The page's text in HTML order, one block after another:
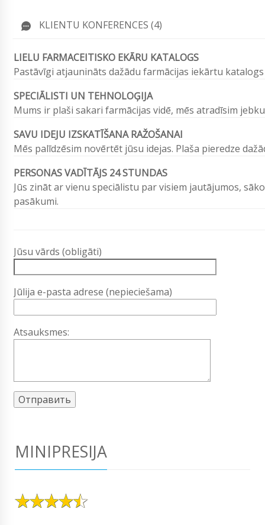
KLIENTU KONFERENCES (4)
LIELU FARMACEITISKO EKĀRU KATALOGS
Pastāvīgi atjaunināts dažādu farmācijas iekārtu
SPECIĀLISTI UN TEHNOLOĢIJA
Mums ir plaši sakari farmācijas vidē, mēs atradīsim
SAVU IDEJU IZSKATĪŠANA RAŽOŠANAI
Mēs palīdzēsim novērtēt jūsu idejas. Plaša pieredze
PERSONAS VADĪTĀJS 24 STUNDAS
Jūs zināt ar vienu speciālistu par visiem jautājumos,
pasākumi.
Jūsu vārds (obligāti)
Jūlija e-pasta adrese (nepieciešama)
Atsauksmes:
MINIPRESIJA